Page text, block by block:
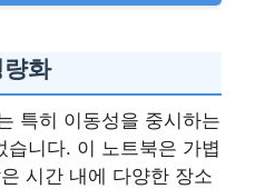
화
특히 이동성을 중시하는
습니다. 이 노트북은 가볍
시간 내에 다양한 장소